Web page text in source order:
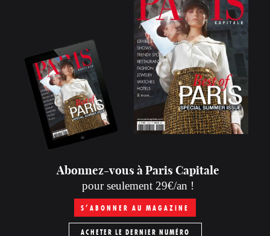
Abonnez-vous à Paris Capitale
pour seulement 29€/an !
S’ABONNER AU MAGAZINE
ACHETER LE DERNIER NUMÉRO